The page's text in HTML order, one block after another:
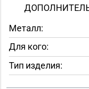
Металл:
Для кого:
Тип изделия: